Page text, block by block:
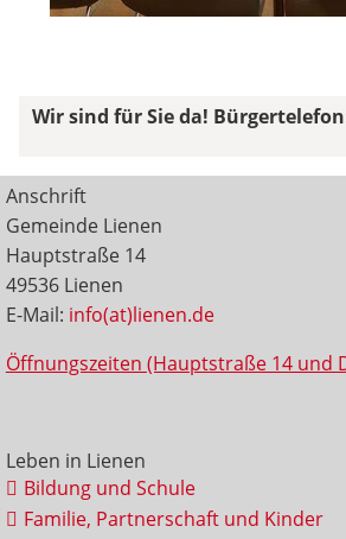
Wir sind für Sie da!
Anschrift
Gemeinde Lienen
Hauptstraße 14
49536 Lienen
E-Mail: info(at)lienen.de
Öffnungszeiten (Hauptstraße 14 und
Leben in Lienen
Bildung und Schule
Familie, Partnerschaft und Kinder